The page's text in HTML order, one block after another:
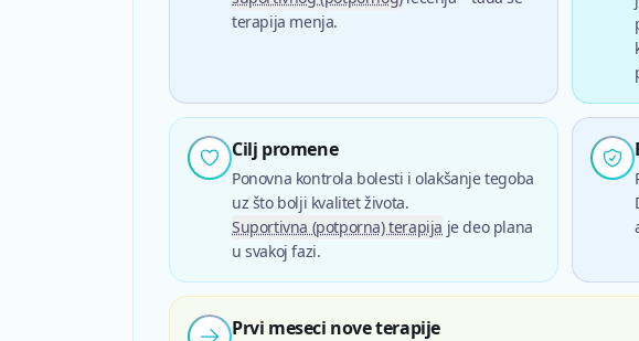
terapija menja.
Cilj promene
Ponovna kontrola bolesti i olakšanje tegoba
uz što bolji kvalitet života.
Suportivna (potporna) terapija je deo plana
u svakoj fazi.
Prvi meseci nove terapije